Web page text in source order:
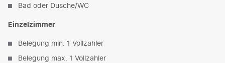
Bad oder Dusche/WC
Einzelzimmer
Belegung min. 1 Vollzahler
Belegung max. 1 Vollzahler